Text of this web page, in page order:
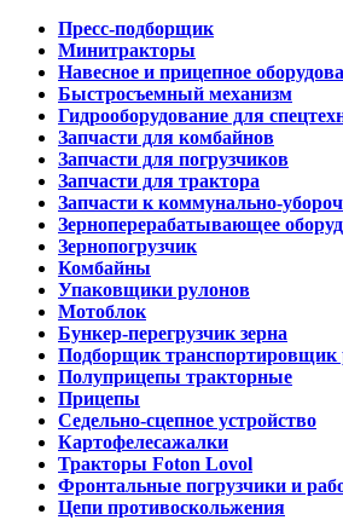
Пресс-подборщик
Минитракторы
Навесное и прицепное
Быстросъемный механизм
Гидрооборудование для
Запчасти для комбайнов
Запчасти для погрузчиков
Запчасти для трактора
Запчасти к коммунально-
Зерноперерабатывающее
Зернопогрузчик
Комбайны
Упаковщики рулонов
Мотоблок
Бункер-перегрузчик зерна
Подборщик транспортировщик
Полуприцепы тракторные
Прицепы
Седельно-сцепное устройство
Картофелесажалки
Тракторы Foton Lovol
Фронтальные погрузчики и
Цепи противоскольжения